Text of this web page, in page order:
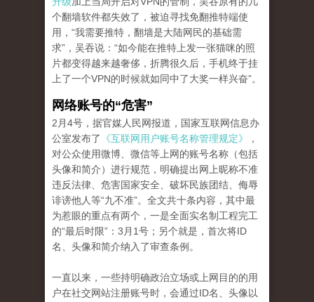
个翻墙软件都失效了，被迫寻找免翻推特端使
用，“我需要推特，翻墙是大陆网民的基础需
求”，吴吞说：“如今能在推特上发一张猫咪的照
片都变得越来越奢侈，折腾很久后，手机终于挂
上了一个VPN的时候就如同中了大奖一样兴奋”。
网络账号的“危害”
2月4号，据官媒人民网报道，国家互联网信息办
公室发布了
《互联网用户账号名称管理规定》
，
对公众使用微博、微信等上网的账号名称（包括
头像和简介）进行规范，明确提出网上昵称不准
违反法律、危害国家安全、破坏民族团结、侮辱
诽谤他人等“九不准”。全文共十条内容，其中最
为惹眼的重点有两个，一是全面实名制工程完工
的“最后时限”：3月1号；另个就是，首次将ID
名、头像和简介纳入了审查条例。
一直以来，一些持明确政治立场或上网目的的用
户在社交网站注册账号时，会通过ID名、头像以